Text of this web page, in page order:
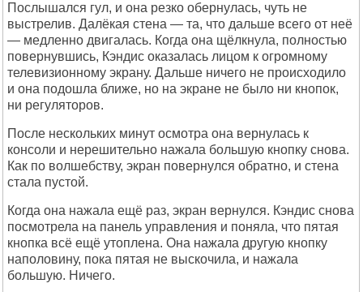
Послышался гул, и она резко обернулась, чуть не
выстрелив. Далёкая стена — та, что дальше всего от неё
— медленно двигалась. Когда она щёлкнула, полностью
повернувшись, Кэндис оказалась лицом к огромному
телевизионному экрану. Дальше ничего не происходило
и она подошла ближе, но на экране не было ни кнопок,
ни регуляторов.
После нескольких минут осмотра она вернулась к
консоли и нерешительно нажала большую кнопку снова.
Как по волшебству, экран повернулся обратно, и стена
стала пустой.
Когда она нажала ещё раз, экран вернулся. Кэндис снова
посмотрела на панель управления и поняла, что пятая
кнопка всё ещё утоплена. Она нажала другую кнопку
наполовину, пока пятая не выскочила, и нажала
большую. Ничего.